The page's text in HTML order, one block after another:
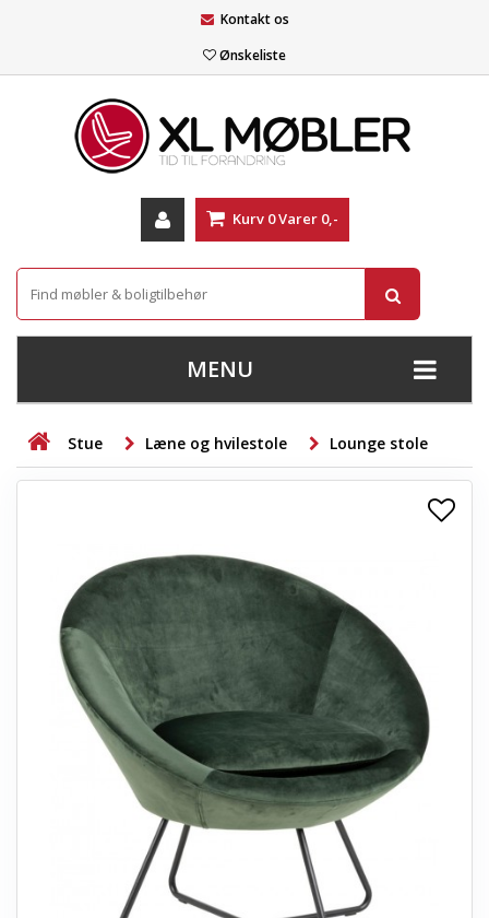
Kontakt os
Ønskeliste
Kurv 0Varer 0,-
MENU
+
STUE
+
KONTORMØBLER
OPBEVARING
TÆPPER
ENTREMØBLER
Stue Læne og hvilestole Lounge stole